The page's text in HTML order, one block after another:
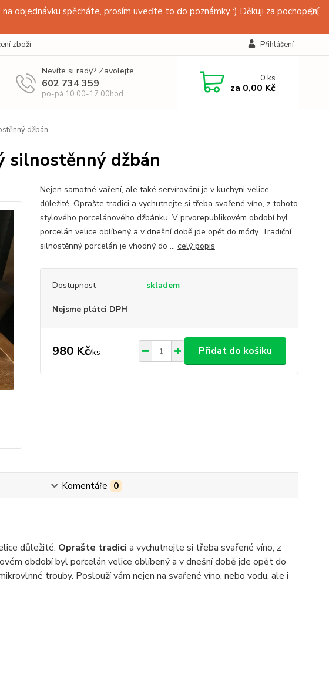
objednávku spěcháte, prosím uveďte to do poznámky :) Děkuji za pochopení
zboží Přihlášení
Nevíte si rady? Zavolejte.
602 734 359
po-pá 10.00-17.00hod
0ks
za 0,00 Kč
džbán
silnostěnný džbán
Nejen samotné vaření, ale také servírování je v kuchyni velice
důležité. Oprašte tradici a vychutnejte si třeba svařené víno, z tohoto
stylového porcelánového džbánku. V prvorepublikovém období byl
porcelán velice oblíbený a v dnešní době jde opět do módy. Tradiční
silnostěnný porcelán je vhodný do ... celý popis
Dostupnost skladem
Nejsme plátci DPH
980 Kč/ks Přidat do košíku
Komentáře 0
důležité. Oprašte tradici a vychutnejte si třeba svařené víno, z
období byl porcelán velice oblíbený a v dnešní době jde opět do
trouby. Poslouží vám nejen na svařené víno, nebo vodu, ale i